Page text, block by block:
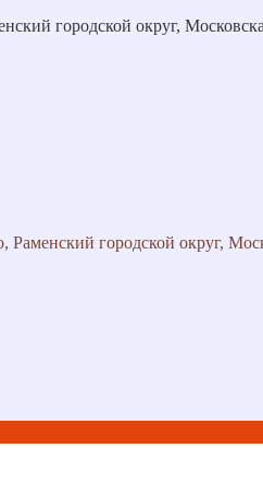
городской округ,
городской округ,